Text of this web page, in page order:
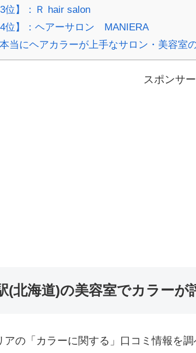
位】：Ｒ hair salon
位】：ヘアーサロン MANIERA
当にヘアカラーが上手なサロン・美容室
スポンサ
(北海道)の美容室でカラー
アの「カラーに関する」口コミ情報を調